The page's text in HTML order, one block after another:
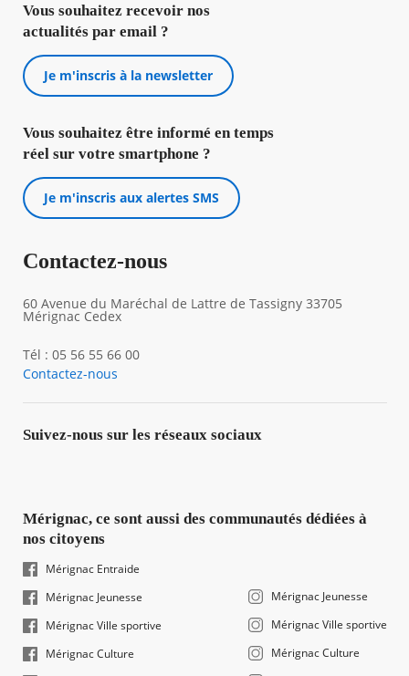
Vous souhaitez recevoir nos
actualités par email ?
Je m'inscris à la newsletter
Vous souhaitez être informé en temps
réel sur votre smartphone ?
Je m'inscris aux alertes SMS
Contactez-nous
60 Avenue du Maréchal de Lattre de Tassigny 33705
Mérignac Cedex
Tél : 05 56 55 66 00
Contactez-nous
Suivez-nous sur les réseaux sociaux
Mérignac, ce sont aussi des communautés dédiées à
nos citoyens
Mérignac Entraide
Mérignac Jeunesse
Mérignac Ville sportive
Mérignac Culture
Mérignac Jeunesse
Mérignac Ville sportive
Mérignac Culture